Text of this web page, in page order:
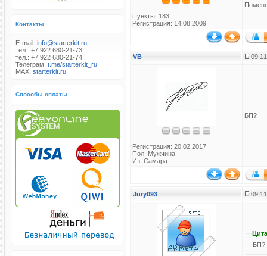
Контакты
E-mail: info@starterkit.ru
тел.: +7 922 680-21-73
тел.: +7 922 680-21-74
Телеграм: t.me/starterkit_ru
MAX: starterkit.ru
Способы оплаты
Пункты: 183
Регистрация: 14.08.2009
VB
Регистрация: 20.02.2017
Пол: Мужчина
Из: Самара
БП?
Jury093
БП?